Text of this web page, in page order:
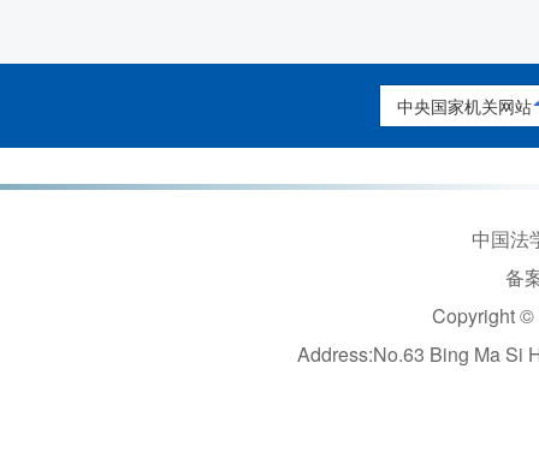
中央国家机关网站
中国法
备
Copyright ©
Address:No.63 Bing Ma Si